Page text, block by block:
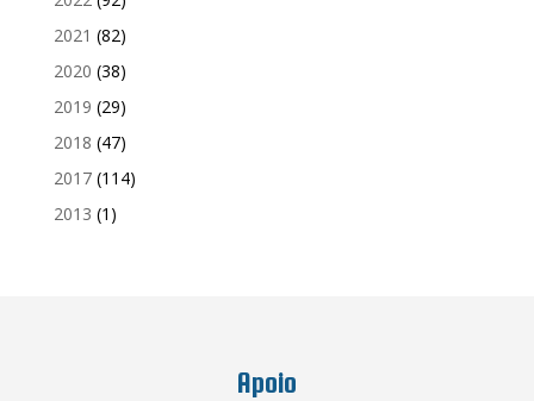
2021 (82)
2020 (38)
2019 (29)
2018 (47)
2017(114)
2013 (1)
Apoio